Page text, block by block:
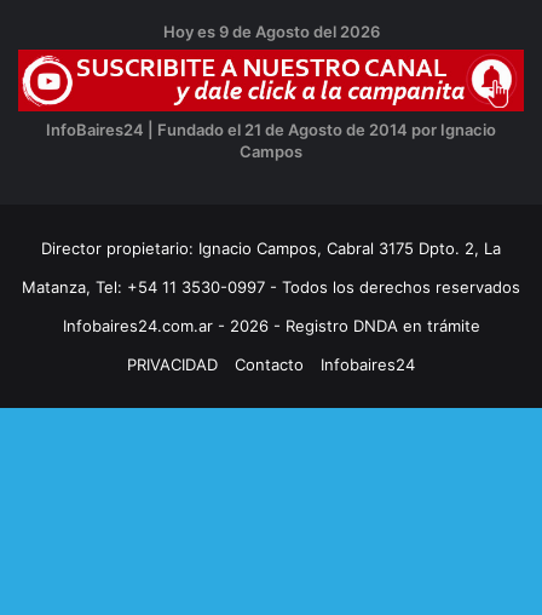
Hoy es 9 de Agosto del 2026
InfoBaires24 | Fundado el 21 de Agosto de 2014 por Ignacio
Campos
Director propietario: Ignacio Campos, Cabral 3175 Dpto. 2, La
Matanza, Tel: +54 11 3530-0997 - Todos los derechos reservados
Infobaires24.com.ar - 2026 - Registro DNDA en trámite
PRIVACIDAD
Contacto Infobaires24